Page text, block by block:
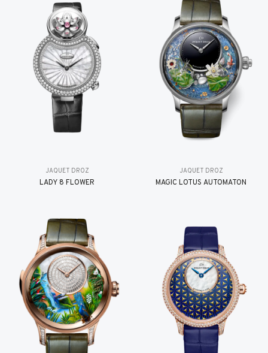
JAQUET DROZ
LADY 8 FLOWER
JAQUET DROZ
MAGIC LOTUS AUTOMATON